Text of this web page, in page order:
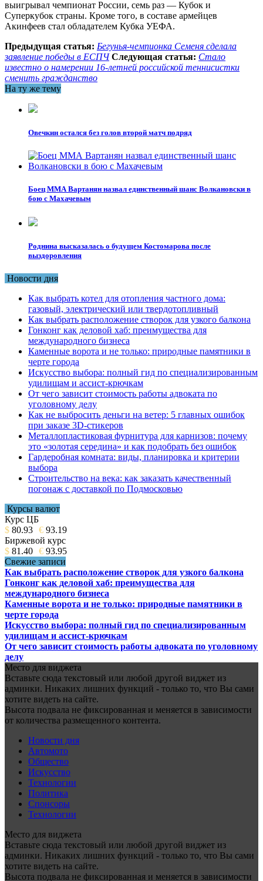
выигрывал чемпионат России, семь раз — Кубок и
Суперкубок страны. Кроме того, в составе армейцев
Акинфеев стал обладателем Кубка УЕФА.
Предыдущая статья: Бегунья-чемпионка Семеня сделала
заявление победы в ЕСПЧ Следующая статья: Стало
известно о намерении 16-летней российской теннисистки
сменить гражданство
На ту же тему
Овечкин остался без голов второй матч подряд
Боец ММА Вартанян назвал единственный шанс Волкановски в
бою с Махачевым
Роднина высказалась о будущем Костомарова после
выздоровления
Новости дня
Как выбрать котел для отопления частного дома:
газовый, электрический или твердотопливный
Как выбрать расположение створок для узкого балкона
Гонконг как деловой хаб: преимущества для
международного бизнеса
Каменные ворота и не только: природные памятники в
черте города
Искусство выбора: полный гид по специализированным
удилищам и ассист-крючкам
От чего зависит стоимость работы адвоката по
уголовному делу
Как не выбросить деньги на ветер: 5 главных ошибок
при заказе 3D-стикеров
Металлопластиковая фурнитура для карнизов: почему
это «золотая середина» и как подобрать без ошибок
Гардеробная комната: виды, планировка и критерии
выбора
Строительство на века: как заказать качественный
погонаж с доставкой по Подмосковью
Курсы валют
Курс ЦБ
$ 80.93 € 93.19
Биржевой курс
$ 81.40 € 93.95
Свежие записи
Как выбрать расположение створок для узкого балкона
Гонконг как деловой хаб: преимущества для
международного бизнеса
Каменные ворота и не только: природные памятники в
черте города
Искусство выбора: полный гид по специализированным
удилищам и ассист-крючкам
От чего зависит стоимость работы адвоката по уголовному
делу
Место для виджета
Вставьте сюда текстовый или любой другой виджет из
админки. Никаких лишних функций - только то, что Вы сами
хотите видеть на сайте.
Высота подвала не фиксированная и меняется в зависимости
от количества размещенного контента.
Новости дня
Автомото
Общество
Искусство
Технологии
Политика
Спонсоры
Технологии
Место для виджета
Вставьте сюда текстовый или любой другой виджет из
админки. Никаких лишних функций - только то, что Вы сами
хотите видеть на сайте.
Высота подвала не фиксированная и меняется в зависимости